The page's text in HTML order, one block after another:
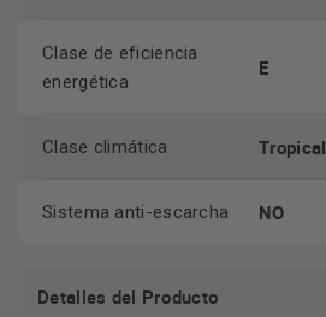
Clase de eficiencia
energética
E
Clase climática Tropical
Sistema anti-escarcha NO
Detalles del Producto